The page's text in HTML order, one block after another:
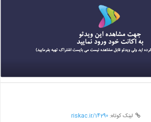
لینک کوتاه:riskac.ir/14290